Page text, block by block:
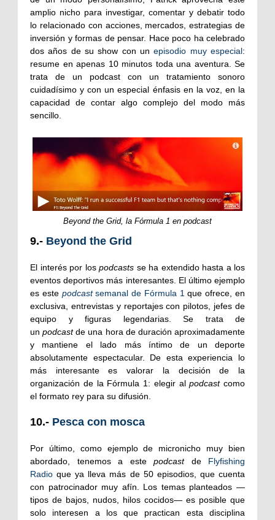
amplio nicho para investigar, comentar y debatir todo
lo relacionado con acciones, mercados, estrategias de
inversión y formas de pensar. Hace poco ha celebrado
dos años de su show con unepisodio muy especial:
resume en apenas 10 minutos toda una aventura. Se
trata de un podcast con un tratamiento sonoro
cuidadísimo y con un especial énfasis en la voz, en la
capacidad de contar algo complejo del modo más
sencillo.
Beyond the Grid, la Fórmula 1 en podcast
9.- Beyond the Grid
El interés por los podcasts se ha extendido hasta a los
eventos deportivos más interesantes. El último ejemplo
es este podcastsemanal de Fórmula 1que ofrece, en
exclusiva, entrevistas y reportajes con pilotos, jefes de
equipo y figuras legendarias. Se trata de
unpodcastde una hora de duración aproximadamente
y mantiene el lado más íntimo de un deporte
absolutamente espectacular. De esta experiencia lo
más interesante es valorar la decisión de la
organización de la Fórmula 1: elegir alpodcastcomo
el formato rey para su difusión.
10.- Pesca con mosca
Por último, como ejemplo de micronicho muy bien
abordado, tenemos a este podcastde Flyfishing
Radio que ya lleva más de 50 episodios, que cuenta
con patrocinador muy afín. Los temas planteados —
tipos de bajos, nudos, hilos cocidos— es posible que
solo interesen a los que practican esta disciplina